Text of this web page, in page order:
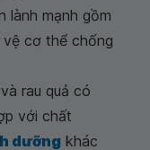
lành mạnh gồm
cơ thể chống
rau quả có
với chất
dưỡng khác